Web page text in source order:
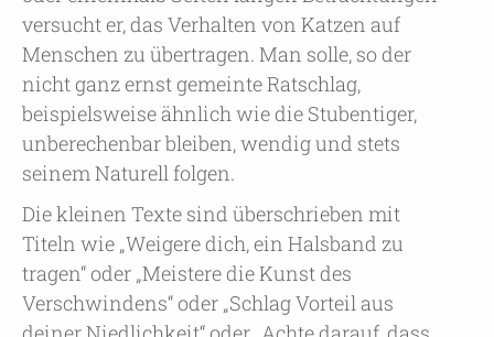
versucht er, das Verhalten von Katzen auf
Menschen zu übertragen. Man solle, so der
nicht ganz ernst gemeinte Ratschlag,
beispielsweise ähnlich wie die Stubentiger,
unberechenbar bleiben, wendig und stets
seinem Naturell folgen.
Die kleinen Texte sind überschrieben mit
Titeln wie „Weigere dich, ein Halsband zu
tragen“ oder „Meistere die Kunst des
Verschwindens“ oder „Schlag Vorteil aus